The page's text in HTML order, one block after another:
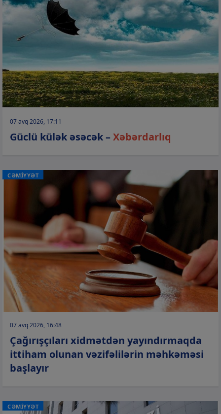
07 avq 2026, 17:11
Güclü külək əsəcək –Xəbərdarlıq
CƏMİYYƏT
07 avq 2026, 16:48
Çağırışçıları xidmətdən yayındırmaqda
ittiham olunan vəzifəlilərin məhkəməsi
başlayır
CƏMİYYƏT